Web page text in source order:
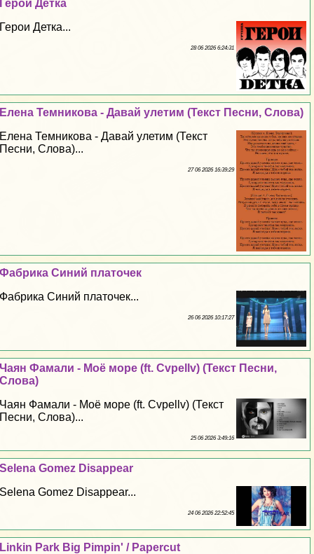
Герои Детка
Герои Детка...
28 06 2026 6:24:31
Елена Темникова - Давай улетим (Текст Песни, Слова)
Елена Темникова - Давай улетим (Текст
Песни, Слова)...
27 06 2026 16:39:29
Фабрика Синий платочек
Фабрика Синий платочек...
26 06 2026 10:17:27
Чаян Фамали - Моё море (ft. Cvpellv) (Текст Песни,
Слова)
Чаян Фамали - Моё море (ft. Cvpellv) (Текст
Песни, Слова)...
25 06 2026 3:49:16
Selena Gomez Disappear
Selena Gomez Disappear...
24 06 2026 22:52:45
Linkin Park Big Pimpin' / Papercut